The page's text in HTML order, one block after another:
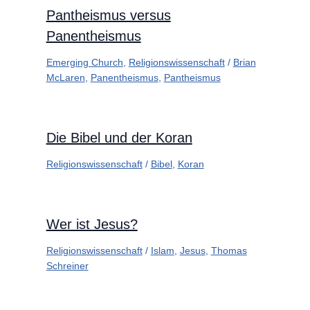
Pantheismus versus
Panentheismus
Emerging Church Religionswissenschaft/ Brian
McLaren
Panentheismus, Pantheismus
Die Bibel und der Koran
Religionswissenschaft/ Bibel, Koran
Wer ist Jesus?
Religionswissenschaft/ Islam Jesus, Thomas
Schreiner